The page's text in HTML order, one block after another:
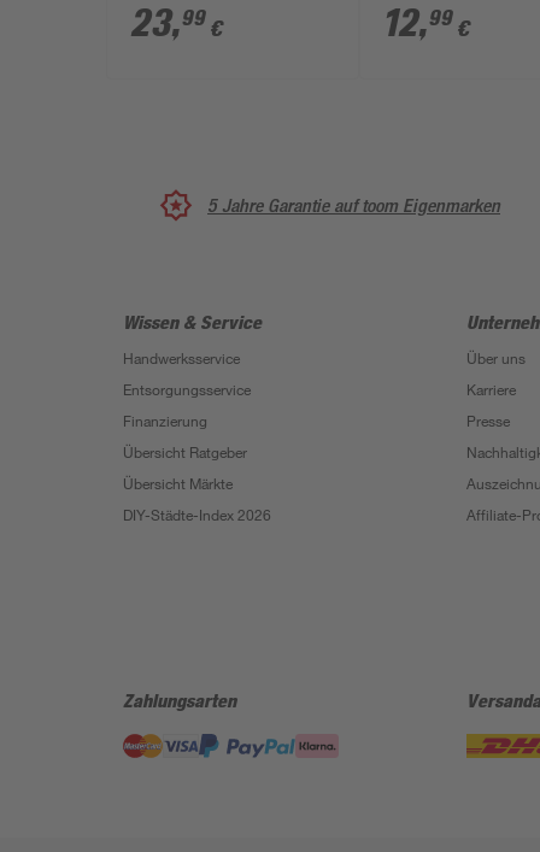
90 cm
23,99 €
x 150 cm
12,99 €
5 Jahre Garantie auf toom Eigenmarken
Wissen & Service
Handwerksservice
Entsorgungsservice
Finanzierung
Übersicht Ratgeber
Übersicht Märkte
DIY-Städte-Index 2026
Über uns
Karriere
Presse
Affiliate-
Zahlungsarten